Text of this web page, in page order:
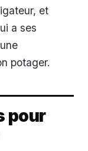
et
a ses
potager.
pour